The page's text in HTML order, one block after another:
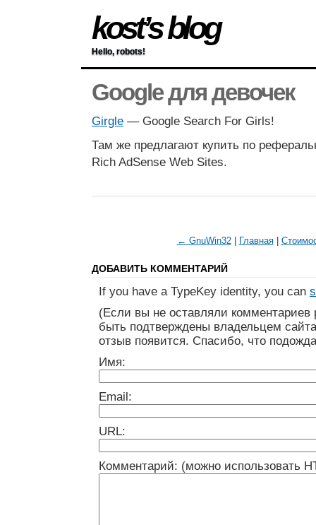
kost’s blog
Hello, robots!
Google для девочек
Girgle — Google Search For Girls!
Там же предлагают купить по
Rich AdSense Web Sites.
← GnuWin32| Главная|
ДОБАВИТЬ КОММЕНТАРИЙ
If you have a TypeKey identity, you can
(Если вы не оставляли
быть подтверждены владельцем
отзыв появится. Спасибо, что
Имя:
Email:
URL:
Комментарий: (можно использовать